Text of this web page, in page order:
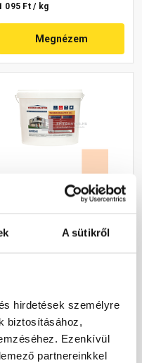
A sütikről
hirdetések személyre
biztosításához,
Ezenkívül
partnereinkkel
095 Ft / kg
Megnézem
095 Ft / kg
Megnézem